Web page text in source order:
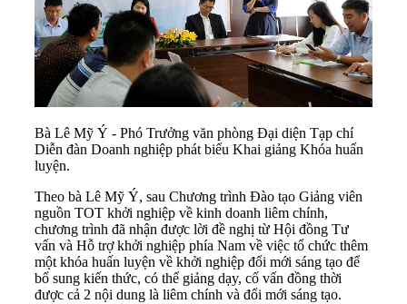
Bà Lê Mỹ Ý - Phó Trưởng văn phòng Đại diện Tạp chí
Diễn đàn Doanh nghiệp phát biểu Khai giảng Khóa huấn
luyện.
Theo bà Lê Mỹ Ý, sau Chương trình Đào tạo Giảng viên
nguồn TOT khởi nghiệp về kinh doanh liêm chính,
chương trình đã nhận được lời đề nghị từ Hội đồng Tư
vấn và Hỗ trợ khởi nghiệp phía Nam về việc tổ chức thêm
một khóa huấn luyện về khởi nghiệp đổi mới sáng tạo để
bổ sung kiến thức, có thể giảng dạy, cố vấn đồng thời
được cả 2 nội dung là liêm chính và đổi mới sáng tạo.